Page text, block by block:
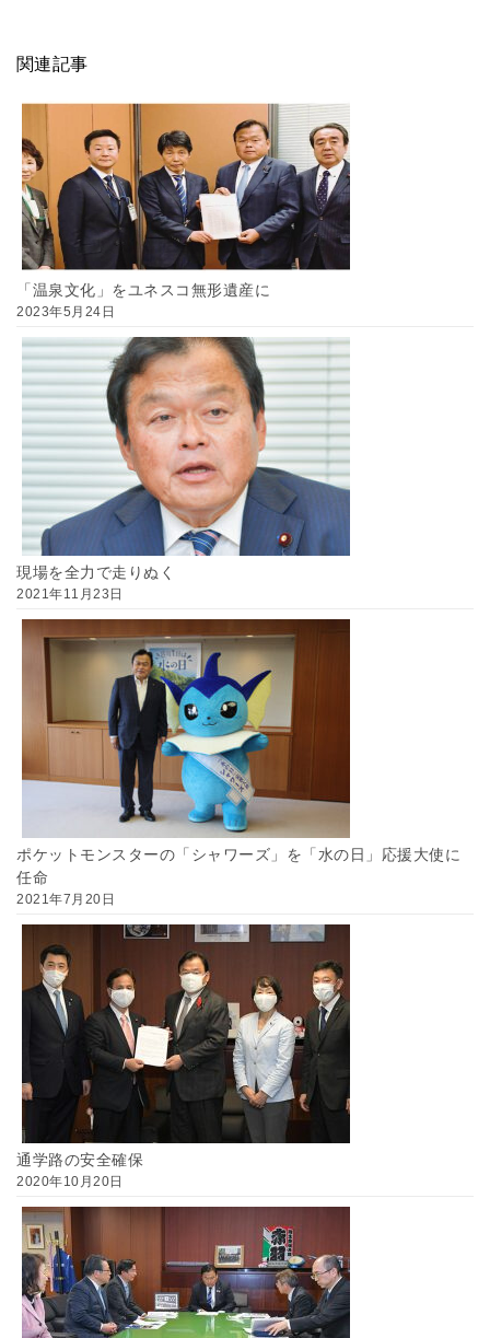
関連記事
「温泉文化」をユネスコ無形遺産に
2023年5月24日
現場を全力で走りぬく
2021年11月23日
ポケットモンスターの「シャワーズ」を「水の日」応援大使に
任命
2021年7月20日
通学路の安全確保
2020年10月20日